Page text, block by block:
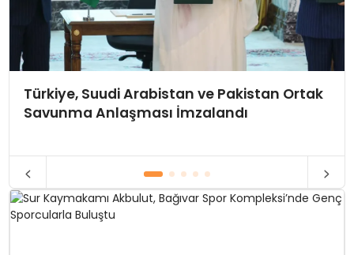
Türkiye, Suudi Arabistan ve Pakistan Ortak
Savunma Anlaşması İmzalandı